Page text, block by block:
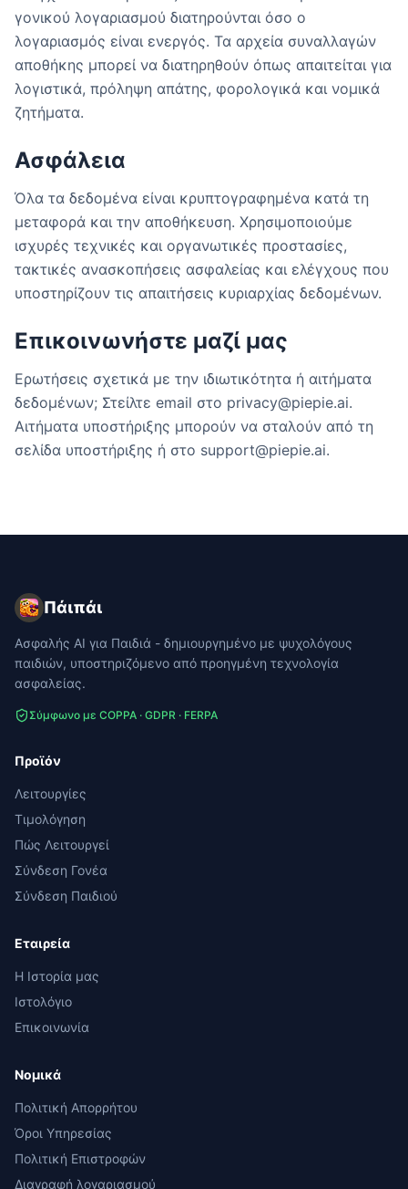
γονικού λογαριασμού διατηρούνται όσο ο
λογαριασμός είναι ενεργός. Τα αρχεία συναλλαγών
αποθήκης μπορεί να διατηρηθούν όπως απαιτείται για
λογιστικά, πρόληψη απάτης, φορολογικά και νομικά
ζητήματα.
Ασφάλεια
Όλα τα δεδομένα είναι κρυπτογραφημένα κατά τη
μεταφορά και την αποθήκευση. Χρησιμοποιούμε
ισχυρές τεχνικές και οργανωτικές προστασίες,
τακτικές ανασκοπήσεις ασφαλείας και ελέγχους που
υποστηρίζουν τις απαιτήσεις κυριαρχίας δεδομένων.
Επικοινωνήστε μαζί μας
Ερωτήσεις σχετικά με την ιδιωτικότητα ή αιτήματα
δεδομένων; Στείλτε email στο privacy@piepie.ai.
Αιτήματα υποστήριξης μπορούν να σταλούν από τη
σελίδα υποστήριξης ή στο support@piepie.ai.
Πάιπάι
Ασφαλής AI για Παιδιά - δημιουργημένο με ψυχολόγους
παιδιών, υποστηριζόμενο από προηγμένη τεχνολογία
ασφαλείας.
Σύμφωνο με COPPA · GDPR · FERPA
Προϊόν
Λειτουργίες
Τιμολόγηση
Πώς Λειτουργεί
Σύνδεση Γονέα
Σύνδεση Παιδιού
Εταιρεία
Η Ιστορία μας
Ιστολόγιο
Επικοινωνία
Νομικά
Πολιτική Απορρήτου
Όροι Υπηρεσίας
Πολιτική Επιστροφών
Διαγραφή λογαριασμού